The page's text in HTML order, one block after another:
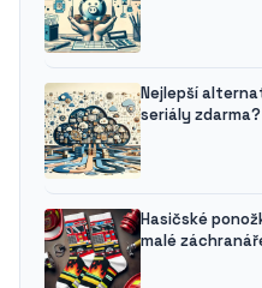
Nejlepší
seriály zdarma?
Hasičské
malé